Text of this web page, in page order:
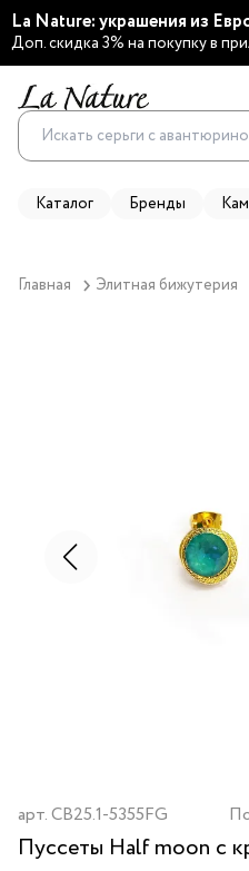
La Nature: украшения из
Доп. скидка 3% на покупку в
Каталог Бренды
Главная Элитная бижутерия
арт.CB25.1-5355FG
Пуссеты Half moon с